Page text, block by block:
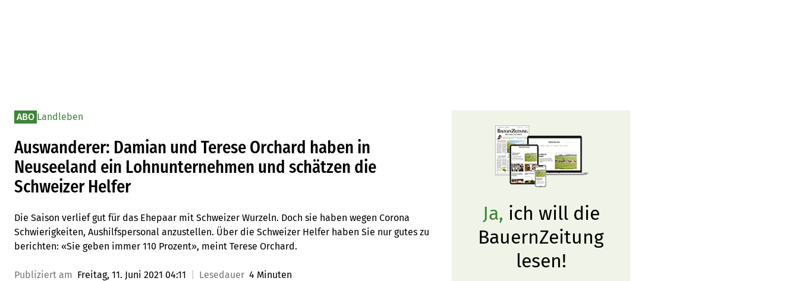
ABO Landleben
Auswanderer: Damian und Terese Orchard haben in
Neuseeland ein Lohnunternehmen und schätzen die
Schweizer Helfer
Die Saison verlief gut für das Ehepaar mit Schweizer Wurzeln. Doch sie haben wegen Corona
Schwierigkeiten, Aushilfspersonal anzustellen. Über die Schweizer Helfer haben Sie nur gutes zu
berichten: «Sie geben immer 110 Prozent», meint Terese Orchard.
Publiziert am Freitag, 11. Juni 2021 04:11 Lesedauer 4 Minuten
Ja, ich will die
BauernZeitung
lesen!